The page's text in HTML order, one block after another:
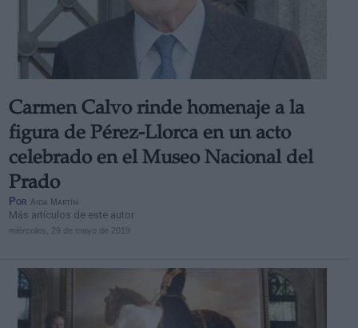
Carmen Calvo rinde homenaje a la
figura de Pérez-Llorca en un acto
celebrado en el Museo Nacional del
Prado
Por Aida Martín
Más artículos de este autor
miércoles, 29 de mayo de 2019